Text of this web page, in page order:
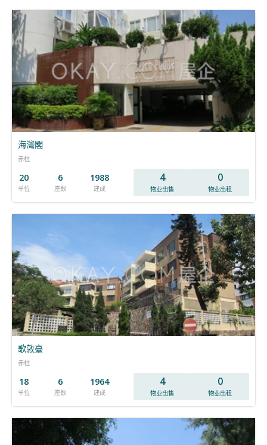
海灣閣
赤柱
20
单位
6
座数
1988
建成
4
物业出售
0
物业出租
歌敦臺
赤柱
18
单位
6
座数
1964
建成
4
物业出售
0
物业出租